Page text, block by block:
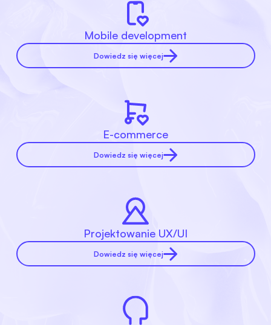
Mobile development
Dowiedz się więcej
E-commerce
Dowiedz się więcej
Projektowanie UX/UI
Dowiedz się więcej